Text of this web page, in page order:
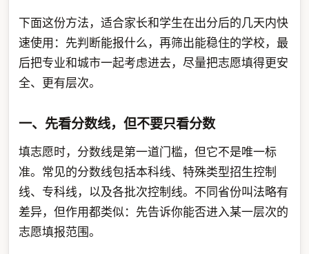
下面这份方法，适合家长和学生在出分后的几天内快
速使用：先判断能报什么，再筛出能稳住的学校，最
后把专业和城市一起考虑进去，尽量把志愿填得更安
全、更有层次。
一、先看分数线，但不要只看分数
填志愿时，分数线是第一道门槛，但它不是唯一标
准。常见的分数线包括本科线、特殊类型招生控制
线、专科线，以及各批次控制线。不同省份叫法略有
差异，但作用都类似：先告诉你能否进入某一层次的
志愿填报范围。